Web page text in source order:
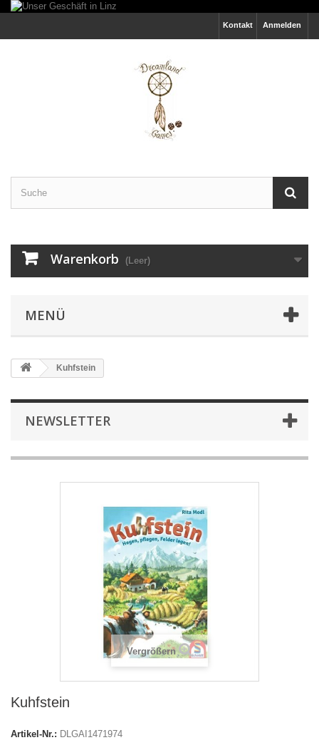
Anmelden
Kontakt
Warenkorb (Leer)
MENÜ
Kuhfstein
NEWSLETTER
Vergrößern
Kuhfstein
Artikel-Nr.: DLGAI1471974